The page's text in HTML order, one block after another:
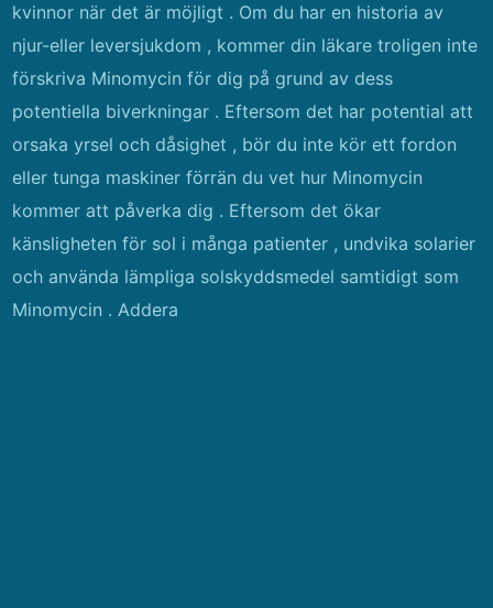
kvinnor när det är möjligt . Om du har en historia av
njur-eller leversjukdom , kommer din läkare troligen inte
förskriva Minomycin för dig på grund av dess
potentiella biverkningar . Eftersom det har potential att
orsaka yrsel och dåsighet , bör du inte kör ett fordon
eller tunga maskiner förrän du vet hur Minomycin
kommer att påverka dig . Eftersom det ökar
känsligheten för sol i många patienter , undvika solarier
och använda lämpliga solskyddsmedel samtidigt som
Minomycin . Addera